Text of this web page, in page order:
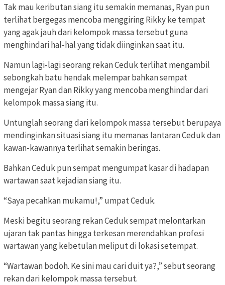
Tak mau keributan siang itu semakin memanas, Ryan pun
terlihat bergegas mencoba menggiring Rikky ke tempat
yang agak jauh dari kelompok massa tersebut guna
menghindari hal-hal yang tidak diinginkan saat itu.
Namun lagi-lagi seorang rekan Ceduk terlihat mengambil
sebongkah batu hendak melempar bahkan sempat
mengejar Ryan dan Rikky yang mencoba menghindar dari
kelompok massa siang itu.
Untunglah seorang dari kelompok massa tersebut berupaya
mendinginkan situasi siang itu memanas lantaran Ceduk dan
kawan-kawannya terlihat semakin beringas.
Bahkan Ceduk pun sempat mengumpat kasar di hadapan
wartawan saat kejadian siang itu.
“Saya pecahkan mukamu!,” umpat Ceduk.
Meski begitu seorang rekan Ceduk sempat melontarkan
ujaran tak pantas hingga terkesan merendahkan profesi
wartawan yang kebetulan meliput di lokasi setempat.
“Wartawan bodoh. Ke sini mau cari duit ya?,” sebut seorang
rekan dari kelompok massa tersebut.